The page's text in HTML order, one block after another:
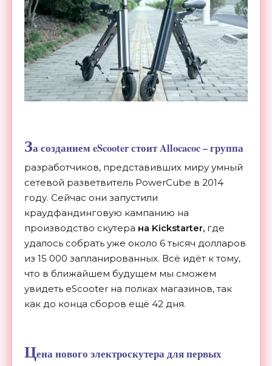
За созданием eScooter стоитAllocacoc– группа
разработчиков, представивших миру умный
сетевой разветвитель PowerCube в 2014
году. Сейчас они запустили
краудфандинговую кампанию на
производство скутера на Kickstarter, где
удалось собрать уже около 6 тысяч долларов
из 15 000 запланированных. Всё идёт к тому,
что в ближайшем будущем мы сможем
увидеть eScooter на полках магазинов, так
как до конца сборов ещё 42 дня.
Цена нового электроскутера для первых